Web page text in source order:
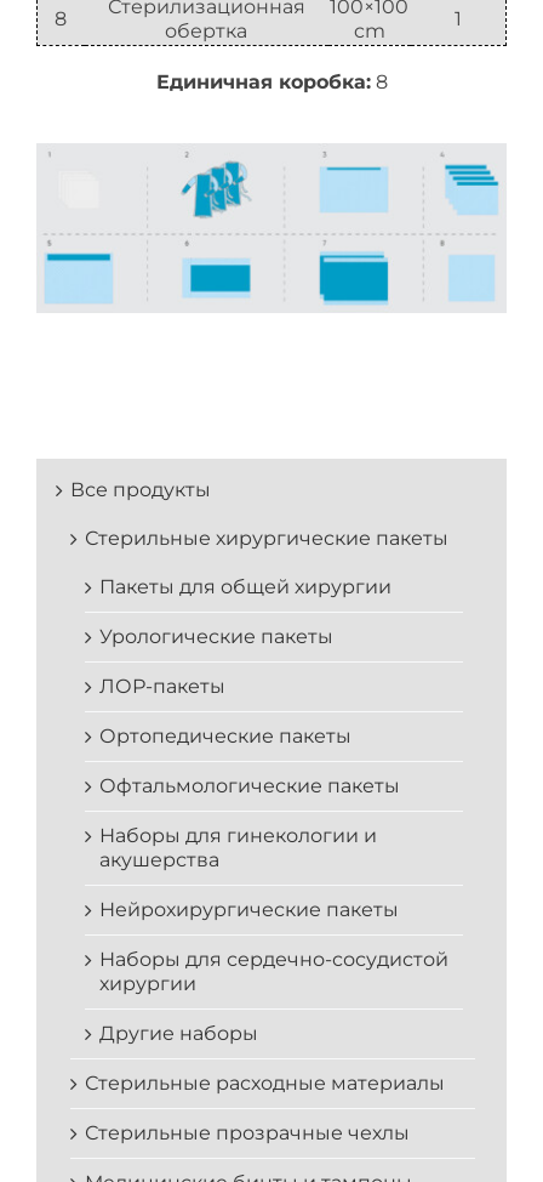
8
Стерилизационная
обертка
100×100
cm
1
Единичная коробка:8
Все продукты
Стерильные хирургические пакеты
Пакеты для общей хирургии
Урологические пакеты
ЛОР-пакеты
Ортопедические пакеты
Офтальмологические пакеты
Наборы для гинекологии и
акушерства
Нейрохирургические пакеты
Наборы для сердечно-сосудистой
хирургии
Другие наборы
Стерильные расходные материалы
Стерильные прозрачные чехлы